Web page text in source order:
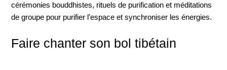
cérémonies bouddhistes, rituels de purification et méditations
de groupe pour purifier l’espace et synchroniser les énergies.
Faire chanter son bol tibétain